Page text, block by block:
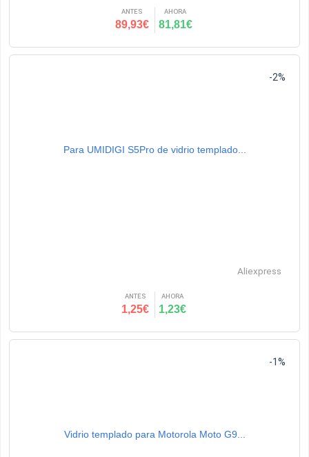
ANTES
89,93€
AHORA
81,81€
Para UMIDIGI S5Pro de vidrio templado...
Aliexpress
ANTES
1,25€
AHORA
1,23€
-2%
Vidrio templado para Motorola Moto G9...
-1%